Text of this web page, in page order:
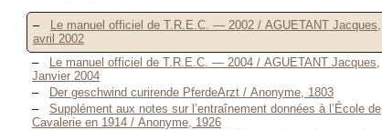
Le manuel officiel de T.R.E.C. — 2002 / AGUETANT Jacques,
avril 2002
Le manuel officiel de T.R.E.C. — 2004 / AGUETANT Jacques,
Janvier 2004
Der geschwind curirende PferdeArzt / Anonyme, 1803
Supplément aux notes sur l’entraînement données à l’École de
Cavalerie en 1914 / Anonyme, 1926